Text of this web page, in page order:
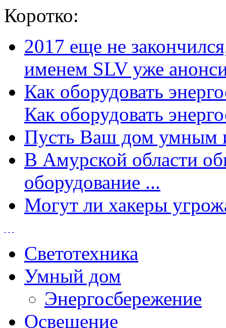
Коротко:
2017 еще не
именем SLV уже
Как оборудовать
Как оборудовать
Пусть Ваш дом умным
В Амурской области
оборудование ...
Могут ли хакеры
Светотехника
Умный дом
Энергосбережение
Освещение